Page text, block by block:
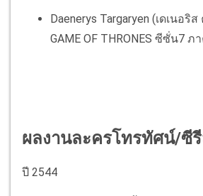
Daenerys Targaryen (เดเนอริ
GAME OF THRONES ซีซั่น7
ผลงานละครโทรทัศน์/ซี
ปี 2544